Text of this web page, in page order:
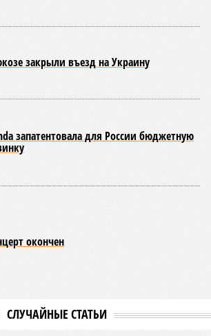
закрыли въезд на Украину
запатентовала для России бюджетную
окончен
СЛУЧАЙНЫЕ СТАТЬИ